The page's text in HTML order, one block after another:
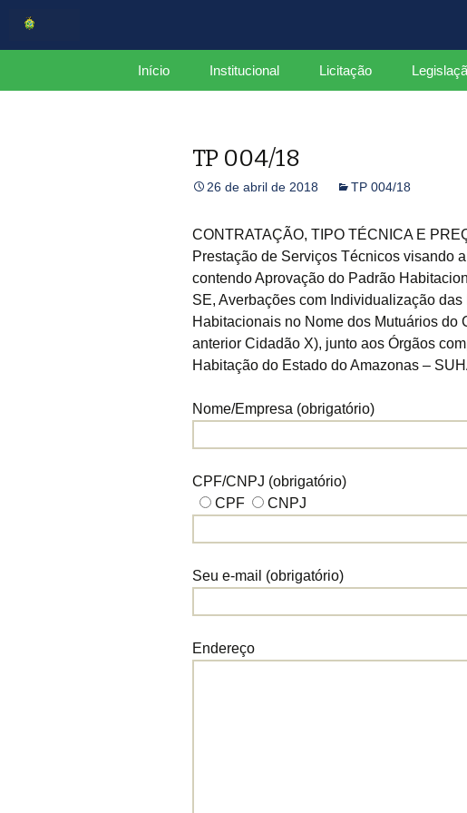
Centro de Serviços Compartilhados
Início Institucional
Organograma
Mapa do Site
Plano de Integridade
Relatório Gerencial
CCGov
Licitação
Portarias
TP 004/18
26 de abril de 2018 TP 004/18
CONTRATAÇÃO, TIPO TÉCNICA E
Prestação de Serviços Técnicos visando
contendo Aprovação do Padrão
SE, Averbações com Individualização
Habitacionais no Nome dos Mutuários do
anterior Cidadão X), junto aos Órgãos
Habitação do Estado do Amazonas –
Nome/Empresa (obrigatório)
CPF/CNPJ (obrigatório)
CPF
CNPJ
Seu e-mail (obrigatório)
Endereço